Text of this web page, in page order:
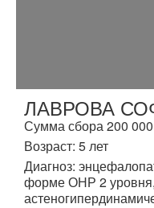
ЛАВРОВА
Сумма сбора 200
Возраст: 5 лет
Диагноз:
форме ОНР 2 уровня,